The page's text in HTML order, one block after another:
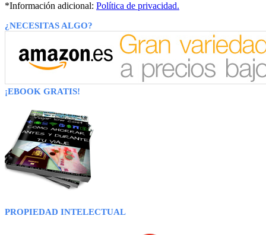
*Información adicional: Política de privacidad.
¿NECESITAS ALGO?
¡EBOOK GRATIS!
PROPIEDAD INTELECTUAL